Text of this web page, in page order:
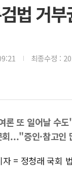
법 거
최종수정 :
론 또 일어날 수
..."증인·참고인
= 정청래 국회